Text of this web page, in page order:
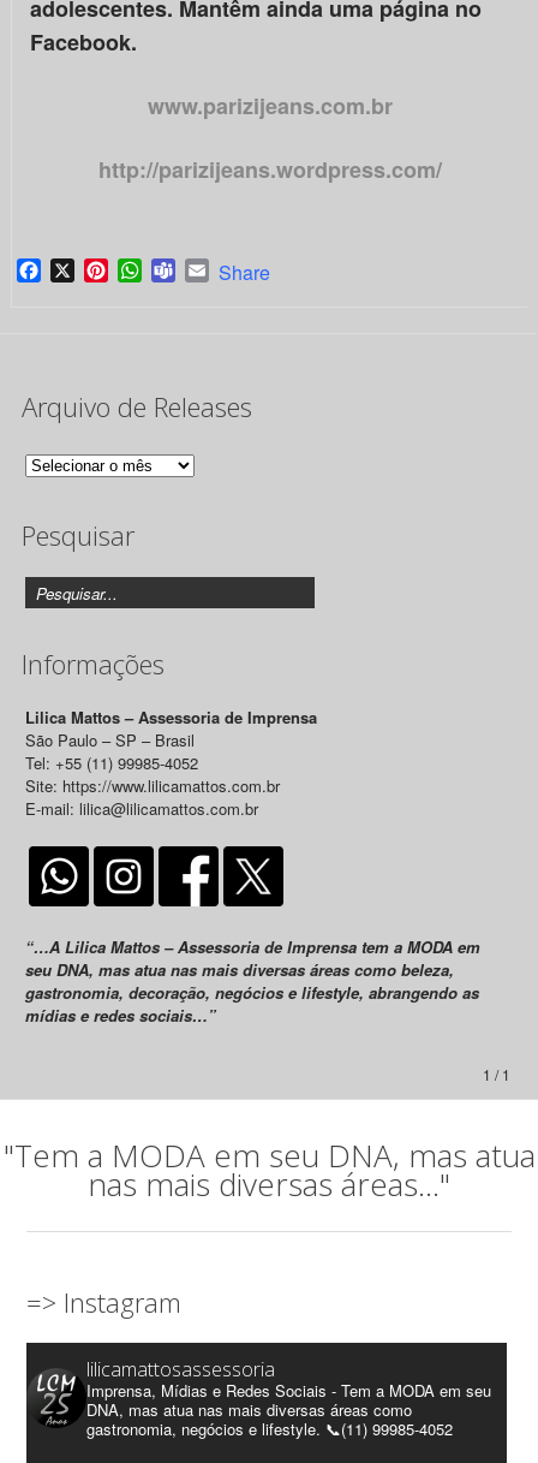
adolescentes. Mantêm ainda uma página no
Facebook.
www.parizijeans.com.br
http://parizijeans.wordpress.com/
Facebook
X PinterestWhatsApp
TeamsEmail
Share
Arquivo de Releases
Arquivo
Releases
Pesquisar
Informações
Lilica Mattos – Assessoria de Imprensa
São Paulo – SP – Brasil
Tel: +55 (11) 99985-4052
Site: https://www.lilicamattos.com.br
E-mail: lilica@lilicamattos.com.br
“…A Lilica Mattos – Assessoria de Imprensa tem a MODA em
seu DNA, mas atua nas mais diversas áreas como beleza,
gastronomia, decoração, negócios e lifestyle, abrangendo as
mídias e redes sociais…”
1 / 1
"Tem a MODA em seu DNA, mas atua
nas mais diversas áreas..."
=> Instagram
lilicamattosassessoria
Imprensa, Mídias e Redes Sociais - Tem a MODA em seu
DNA, mas atua nas mais diversas áreas como
gastronomia, negócios e lifestyle. 📞(11) 99985-4052